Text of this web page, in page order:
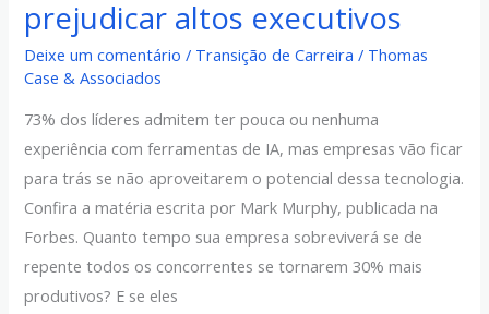
prejudicar altos executivos
Deixe um comentário / Transição de Carreira / Thomas
Case & Associados
73% dos líderes admitem ter pouca ou nenhuma
experiência com ferramentas de IA, mas empresas vão ficar
para trás se não aproveitarem o potencial dessa tecnologia.
Confira a matéria escrita por Mark Murphy, publicada na
Forbes. Quanto tempo sua empresa sobreviverá se de
repente todos os concorrentes se tornarem 30% mais
produtivos? E se eles